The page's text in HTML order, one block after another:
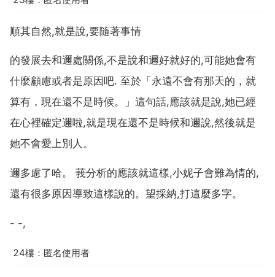
順其自然,就是說,要隨著事情
的發展去和邇處關係,不是說和邇好就好的,可能她會有
什麼顧慮或者是原因吧. 至於「永遠不會有那天的，就
算有，現在還不是時候。」這句話,應該就是說,她已經
在心裡確定邇啦,就是現在還不是時候和邇說,然後就是
她不會愛上別人。
邇多慮了哈。 莪分析的應該就這樣,小妮子會難為情的,
還有很多原因導致這樣說的。望採納,打這麼多字。
- -,
24樓：匿名使用者